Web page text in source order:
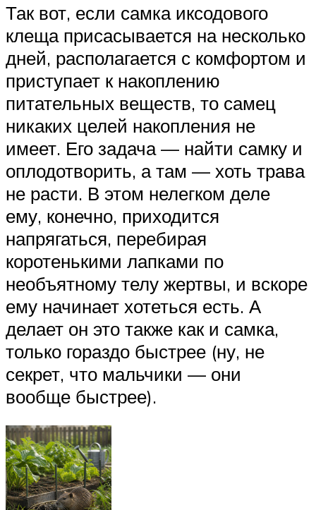
Так вот, если самка иксодового
клеща присасывается на несколько
дней, располагается с комфортом и
приступает к накоплению
питательных веществ, то самец
никаких целей накопления не
имеет. Его задача — найти самку и
оплодотворить, а там — хоть трава
не расти. В этом нелегком деле
ему, конечно, приходится
напрягаться, перебирая
коротенькими лапками по
необъятному телу жертвы, и вскоре
ему начинает хотеться есть. А
делает он это также как и самка,
только гораздо быстрее (ну, не
секрет, что мальчики — они
вообще быстрее).